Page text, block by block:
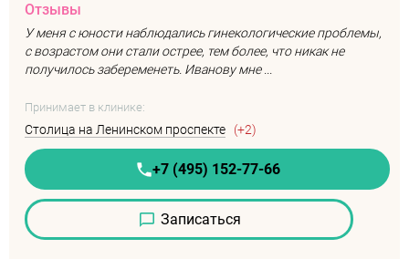
Отзывы
У меня с юности наблюдались гинекологические проблемы,
с возрастом они стали острее, тем более, что никак не
получилось забеременеть. Иванову мне ...
Принимает в клинике:
Столица на Ленинском проспекте (+2)
+7 (495) 152-77-66
Записаться